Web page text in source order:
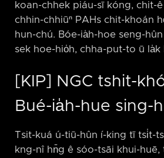
koan-chhek piáu-sī kóng, chit-
chhin-chhiūⁿ PAHs chit-khoán
hun-chú. Bóe-ia̍h-hoe seng-
sek hoe-hio̍h, chha-put-to ū la̍k
[KIP] NGC tshit-
Bué-ia̍h-hue sing-
Tsit-kuá ú-tiū-hûn í-king tī tsi̍t-
kng-nî hn̄g ê sóo-tsāi khui-